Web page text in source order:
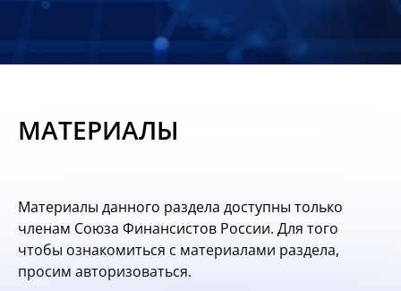
Материалы
опытом
Вступить
МАТЕРИАЛЫ
Материалы данного раздела доступны только
членам Союза Финансистов России. Для того
чтобы ознакомиться с материалами раздела,
просим авторизоваться.